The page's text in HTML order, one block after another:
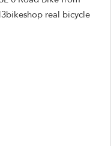
real bicycle